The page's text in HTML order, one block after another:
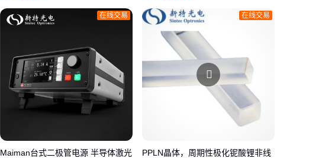
在线交易
Maiman台式二极管电源 半导体激光
在线交易
PPLN晶体，周期性极化铌酸锂非线